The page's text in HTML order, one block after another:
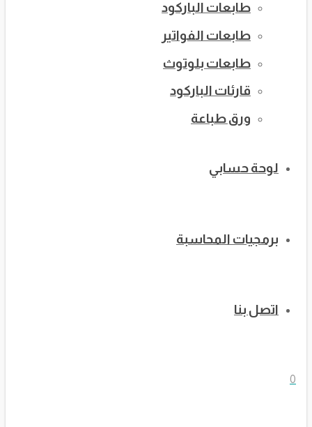
طابعات الباركود
طابعات الفواتير
طابعات بلوتوث
قارئات الباركود
ورق طباعة
لوحة حسابي
برمجيات المحاسبة
اتصل بنا
0